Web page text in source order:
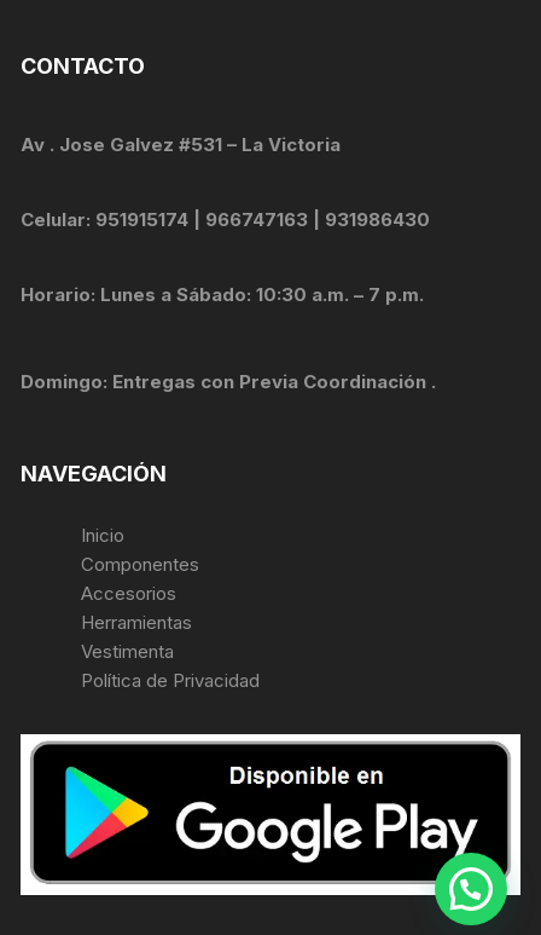
CONTACTO
Av . Jose Galvez #531 – La Victoria
Celular: 951915174 | 966747163 | 931986430
Horario: Lunes a Sábado: 10:30 a.m. – 7 p.m.
Domingo: Entregas con Previa Coordinación .
NAVEGACIÓN
Inicio
Componentes
Accesorios
Herramientas
Vestimenta
Política de Privacidad